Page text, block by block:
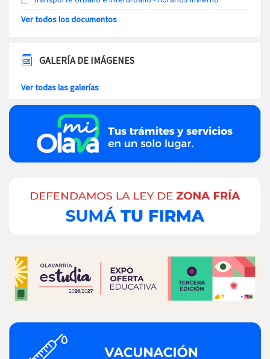
Ver todos los documentos
GALERÍA DE IMÁGENES
Ver todas las galerías